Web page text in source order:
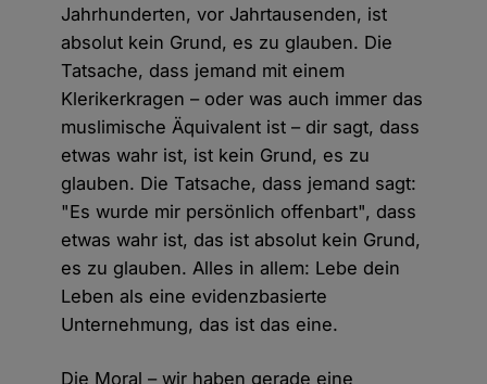
Jahrhunderten, vor Jahrtausenden, ist
absolut kein Grund, es zu glauben. Die
Tatsache, dass jemand mit einem
Klerikerkragen – oder was auch immer das
muslimische Äquivalent ist – dir sagt, dass
etwas wahr ist, ist kein Grund, es zu
glauben. Die Tatsache, dass jemand sagt:
"Es wurde mir persönlich offenbart", dass
etwas wahr ist, das ist absolut kein Grund,
es zu glauben. Alles in allem: Lebe dein
Leben als eine evidenzbasierte
Unternehmung, das ist das eine.
Die Moral – wir haben gerade eine